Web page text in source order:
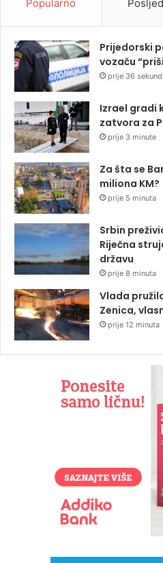
Popularno
Prijedorski
vozaču
prije 36 sekundi
Izrael gradi
zatvora za
prije 3 minute
Za šta se
miliona KM?
prije 5 minuta
Srbin
Riječna
državu
prije 8 minuta
Vlada
Zenica,
prije 12 minuta